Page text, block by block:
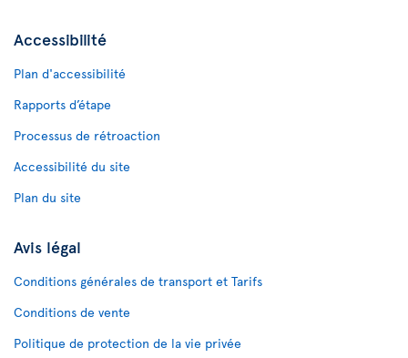
Accessibilité
Plan d'accessibilité
Rapports d’étape
Processus de rétroaction
Accessibilité du site
Plan du site
Avis légal
Conditions générales de transport et Tarifs
Conditions de vente
Politique de protection de la vie privée